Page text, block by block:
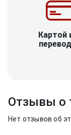
Картой
Отзывы о
Нет отзывов об